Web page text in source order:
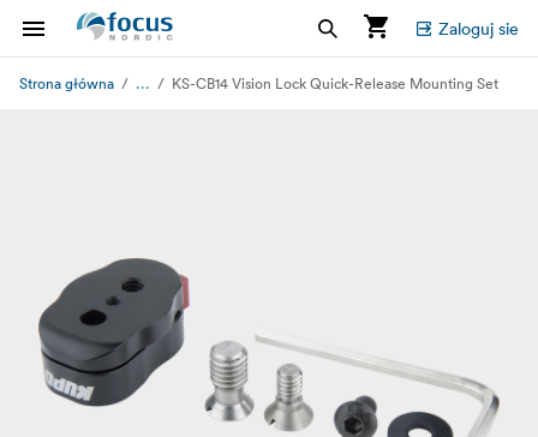
Zaloguj sie
Strona główna ... KS-CB14 Vision Lock Quick-Release Mounting Set